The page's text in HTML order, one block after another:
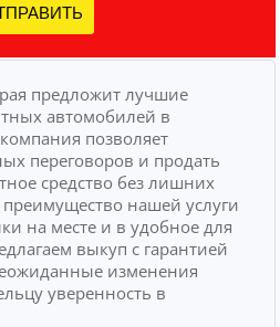
предложит лучшие
автомобилей в
позволяет
переговоров и продать
средство без лишних
нашей услуги
на месте и в удобное для
выкуп с гарантией
изменения
уверенность в